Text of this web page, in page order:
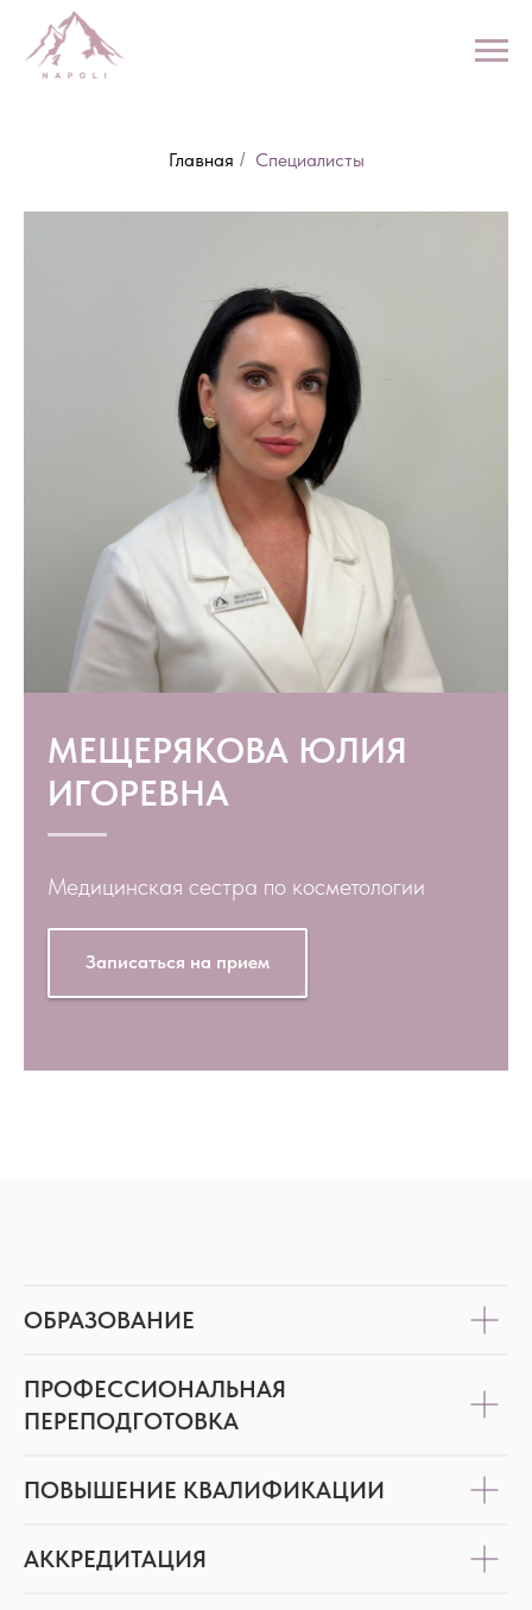
Главная / Специалисты
МЕЩЕРЯКОВА ЮЛИЯ
ИГОРЕВНА
Медицинская сестра по косметологии
Записаться на прием
ОБРАЗОВАНИЕ
ПРОФЕССИОНАЛЬНАЯ
ПЕРЕПОДГОТОВКА
ПОВЫШЕНИЕ КВАЛИФИКАЦИИ
АККРЕДИТАЦИЯ